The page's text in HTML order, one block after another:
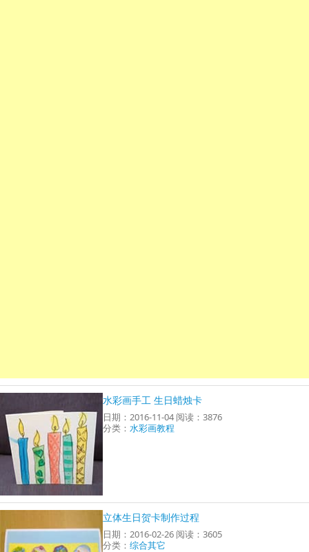
水彩画手工 生日蜡烛卡
日期：2016-11-04 阅读：3876
分类：水彩画教程
立体生日贺卡制作过程
日期：2016-02-26 阅读：3605
分类：综合其它